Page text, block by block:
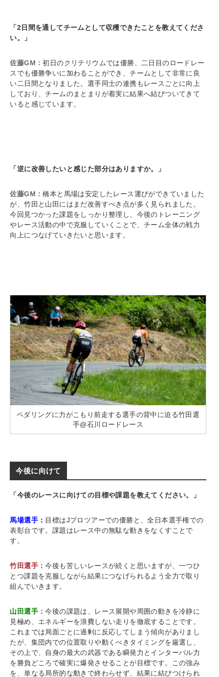
「2日間を通してチームとして収穫できたことを教えてくださ
い。」
佐藤GM：初日のクリテリウムでは優勝、二日目のロードレー
スでも優勝争いに加わることができ、チームとして非常に良
い二日間となりました。選手同士の連携もレースごとに向上
しており、チームのまとまりが着実に結果へ結びついてきて
いると感じています。
「逆に改善したいと感じた部分はありますか。」
佐藤GM：橋本と馬場は安定したレース運びができていました
が、竹田と山田にはまだ改善すべき点が多く見られました。
今回見つかった課題をしっかり整理し、今後のトレーニング
やレース活動の中で克服していくことで、チーム全体の戦力
向上につなげていきたいと思います。
ペダリングに力がこもり前走する選手の背中に迫る竹田選
手@石川ロードレース
今後に向けて
「今後のレースに向けての目標や課題を教えてください。」
馬場選手： 目標はJプロツアーでの優勝と、全日本選手権での
表彰台です。課題はレース中の無駄な動きをなくすことで
す。
竹田選手：今後も苦しいレースが続くと思いますが、一つひ
とつ課題を克服しながら結果につなげられるよう全力で取り
組んでいきます。
山田選手：今後の課題は、レース展開や周囲の動きを冷静に
見極め、エネルギーを浪費しない走りを徹底することです。
これまでは局面ごとに過剰に反応してしまう傾向がありまし
たが、集団内での位置取りや動くべきタイミングを厳選し、
その上で、自身の最大の武器である瞬発力とインターバル力
を勝負どころで確実に爆発させることが目標です。この強み
を、単なる局所的な動きで終わらせず、結果に結びつけられ